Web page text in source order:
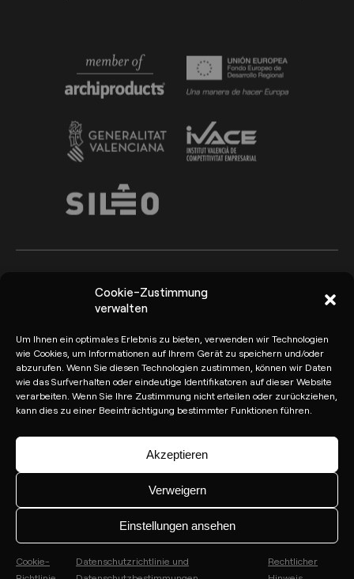
Cookie-Zustimmung
verwalten
Um Ihnen ein optimales Erlebnis zu bieten, verwenden wir Technologien
wie Cookies, um Informationen auf Ihrem Gerät zu speichern und/oder
abzurufen. Wenn Sie diesen Technologien zustimmen, können wir Daten
wie das Surfverhalten oder eindeutige Identifikatoren auf dieser Website
verarbeiten. Wenn Sie Ihre Zustimmung nicht erteilen oder zurückziehen,
kann dies zu einer Beeinträchtigung bestimmter Funktionen führen.
Akzeptieren
Verweigern
Einstellungen ansehen
Cookie-
Datenschutzrichtlinie und
Rechtlicher
Arkoslight ©2026 Canal del Informante
Datenschutzbestimmungen
Cookie-Richtlinie